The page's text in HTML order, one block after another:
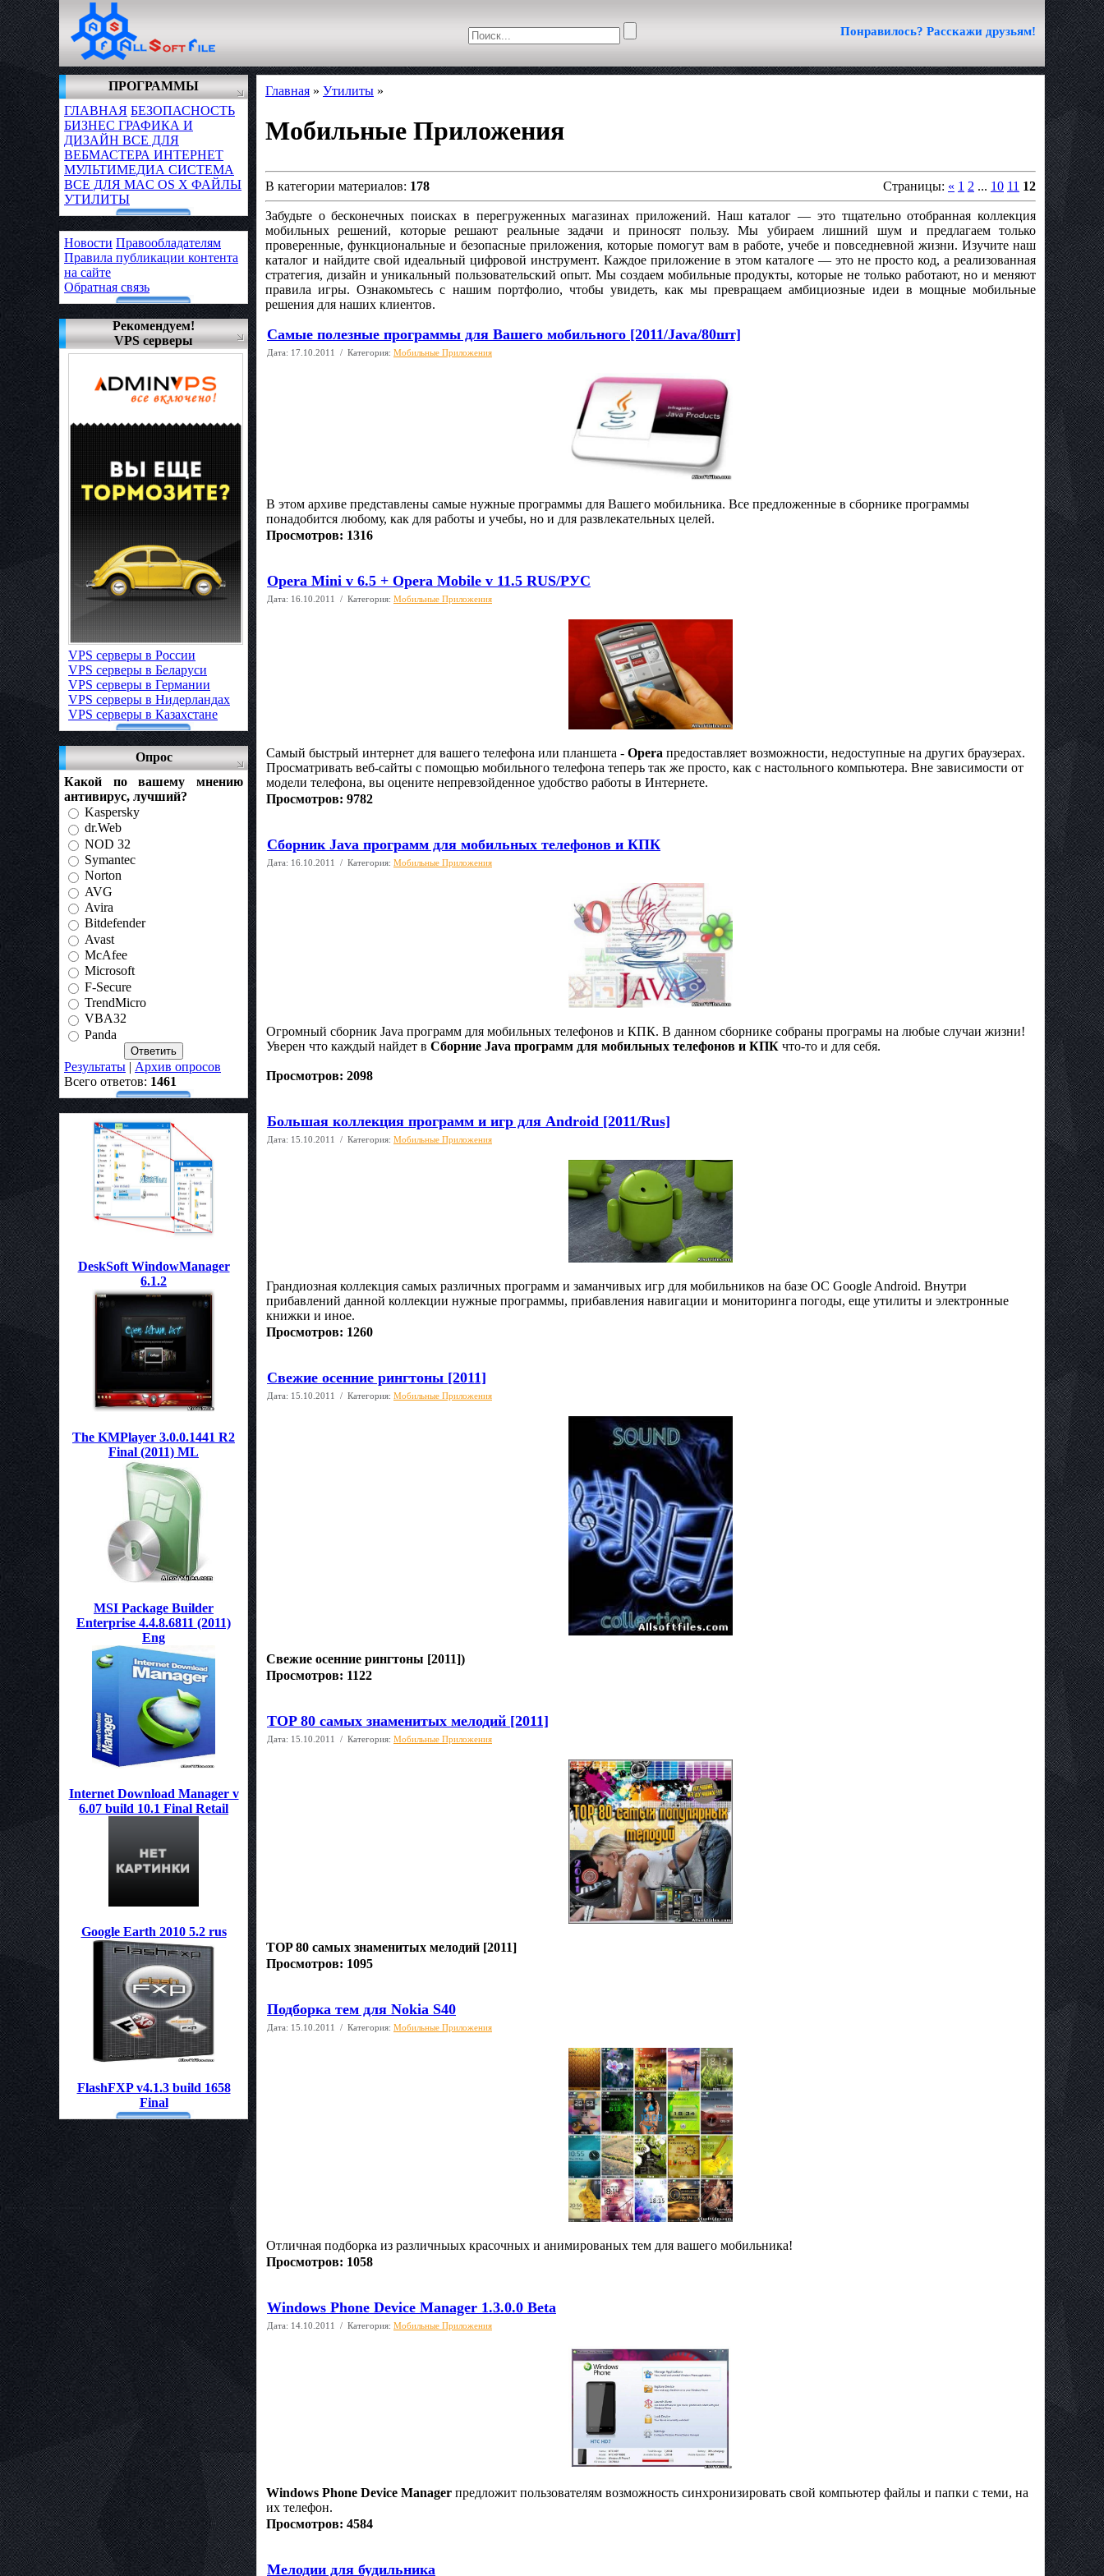
Понравилось? Расскажи друзьям!
ПРОГРАММЫ
ГЛАВНАЯ БЕЗОПАСНОСТЬ
БИЗНЕС ГРАФИКА И
ДИЗАЙН ВСЕ ДЛЯ
ВЕБМАСТЕРА ИНТЕРНЕТ
МУЛЬТИМЕДИА СИСТЕМА
ВСЕ ДЛЯ MAC OS X ФАЙЛЫ
УТИЛИТЫ
Новости Правообладателям
Правила публикации контента
на сайте
Обратная связь
Рекомендуем!
VPS серверы
VPS серверы в России
VPS серверы в Беларуси
VPS серверы в Германии
VPS серверы в Нидерландах
VPS серверы в Казахстане
Опрос
Какой по вашему мнению
антивирус, лучший?
Kaspersky
dr.Web
NOD 32
Symantec
Norton
AVG
Avira
Bitdefender
Avast
McAfee
Microsoft
F-Secure
TrendMicro
VBA32
Panda
Результаты | Архив опросов
Всего ответов: 1461
DeskSoft WindowManager
6.1.2
The KMPlayer 3.0.0.1441 R2
Final (2011) ML
MSI Package Builder
Enterprise 4.4.8.6811 (2011)
Eng
Internet Download Manager v
6.07 build 10.1 Final Retail
Google Earth 2010 5.2 rus
FlashFXP v4.1.3 build 1658
Final
Главная » Утилиты »
Мобильные Приложения
В категории материалов: 178 Страницы: « 1 2 ... 10 11 12
Забудьте о бесконечных поисках в перегруженных магазинах приложений. Наш каталог — это тщательно отобранная коллекция
мобильных решений, которые решают реальные задачи и приносят пользу. Мы убираем лишний шум и предлагаем только
проверенные, функциональные и безопасные приложения, которые помогут вам в работе, учебе и повседневной жизни. Изучите наш
каталог и найдите свой идеальный цифровой инструмент. Каждое приложение в этом каталоге — это не просто код, а реализованная
стратегия, дизайн и уникальный пользовательский опыт. Мы создаем мобильные продукты, которые не только работают, но и меняют
правила игры. Ознакомьтесь с нашим портфолио, чтобы увидеть, как мы превращаем амбициозные идеи в мощные мобильные
решения для наших клиентов.
Самые полезные программы для Вашего мобильного [2011/Java/80шт]
Дата: 17.10.2011 / Категория: Мобильные Приложения
В этом архиве представлены самые нужные программы для Вашего мобильника. Все предложенные в сборнике программы
понадобится любому, как для работы и учебы, но и для развлекательных целей.
Просмотров: 1316
Opera Mini v 6.5 + Opera Mobile v 11.5 RUS/РУС
Дата: 16.10.2011 / Категория: Мобильные Приложения
Самый быстрый интернет для вашего телефона или планшета - Opera предоставляет возможности, недоступные на других браузерах.
Просматривать веб-сайты с помощью мобильного телефона теперь так же просто, как с настольного компьютера. Вне зависимости от
модели телефона, вы оцените непревзойденное удобство работы в Интернете.
Просмотров: 9782
Cборник Java программ для мобильных телефонов и КПК
Дата: 16.10.2011 / Категория: Мобильные Приложения
Огромный сборник Java программ для мобильных телефонов и КПК. В данном сборнике собраны програмы на любые случаи жизни!
Уверен что каждый найдет в Cборние Java программ для мобильных телефонов и КПК что-то и для себя.
Просмотров: 2098
Большая коллекция программ и игр для Android [2011/Rus]
Дата: 15.10.2011 / Категория: Мобильные Приложения
Грандиозная коллекция самых различных программ и заманчивых игр для мобильников на базе OC Google Android. Внутри
прибавлений данной коллекции нужные программы, прибавления навигации и мониторинга погоды, еще утилиты и электронные
книжки и иное.
Просмотров: 1260
Свежие осенние рингтоны [2011]
Дата: 15.10.2011 / Категория: Мобильные Приложения
Свежие осенние рингтоны [2011])
Просмотров: 1122
TOP 80 самых знаменитых мелодий [2011]
Дата: 15.10.2011 / Категория: Мобильные Приложения
TOP 80 самых знаменитых мелодий [2011]
Просмотров: 1095
Подборка тем для Nokia S40
Дата: 15.10.2011 / Категория: Мобильные Приложения
Отличная подборка из различныых красочных и анимированых тем для вашего мобильника!
Просмотров: 1058
Windows Phone Device Manager 1.3.0.0 Beta
Дата: 14.10.2011 / Категория: Мобильные Приложения
Windows Phone Device Manager предложит пользователям возможность синхронизировать свой ​​компьютер файлы и папки с теми, на
их телефон.
Просмотров: 4584
Мелодии для будильника